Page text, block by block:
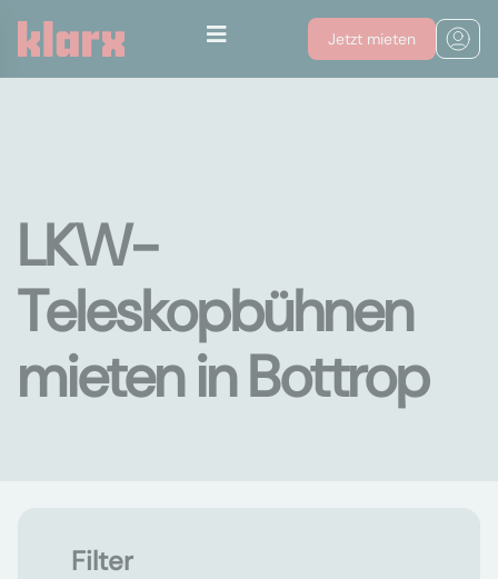
Jetzt mieten
LKW-
Teleskopbühnen
mieten in Bottrop
Filter